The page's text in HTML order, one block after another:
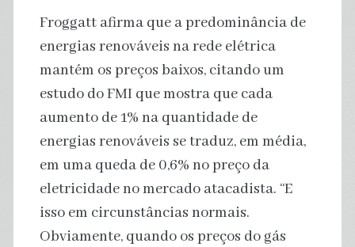
Froggatt afirma que a predominância de
energias renováveis ​​na rede elétrica
mantém os preços baixos, citando um
estudo do FMI que mostra que cada
aumento de 1% na quantidade de
energias renováveis ​​se traduz, em média,
em uma queda de 0,6% no preço da
eletricidade no mercado atacadista. “E
isso em circunstâncias normais.
Obviamente, quando os preços do gás